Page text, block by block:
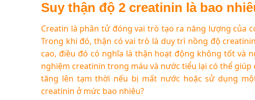
Suy thận độ 2 creatinin là bao
Creatin là phân tử đóng vai trò tạo ra năng lượng của
Trong khi đó, thận có vai trò là duy trì nồng độ
cao, điều đó có nghĩa là thận hoạt động không tốt và
nghiệm creatinin trong máu và nước tiểu lại có thể
tăng lên tạm thời nếu bị mất nước hoặc sử dụng
creatinin ở mức bao nhiêu?